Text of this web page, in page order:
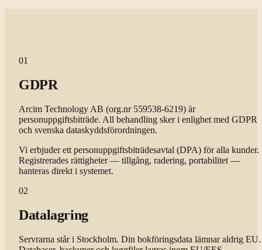
01
GDPR
Arcim Technology AB (org.nr 559538-6219) är
personuppgiftsbiträde. All behandling sker i enlighet med GDPR
och svenska dataskyddsförordningen.
Vi erbjuder ett personuppgiftsbiträdesavtal (DPA) för alla kunder.
Registrerades rättigheter — tillgång, radering, portabilitet —
hanteras direkt i systemet.
02
Datalagring
Servrarna står i Stockholm. Din bokföringsdata lämnar aldrig EU.